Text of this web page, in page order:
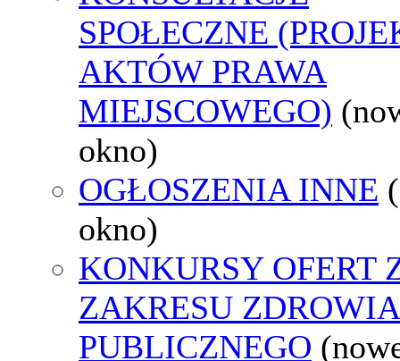
SPOŁECZNE
AKTÓW PRAWA
MIEJSCOWEGO)
okno)
OGŁOSZENIA INNE
okno)
KONKURSY OFERT
ZAKRESU ZDROWIA
PUBLICZNEGO